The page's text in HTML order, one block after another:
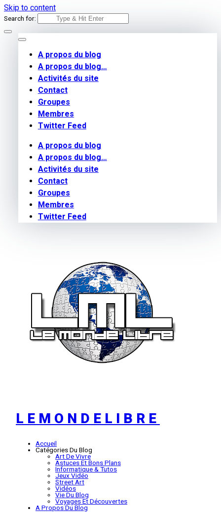
Skip to content
Search for:
A propos du blog
A propos du blog…
Activités du site
Contact
Groupes
Membres
Twitter Feed
A propos du blog
A propos du blog…
Activités du site
Contact
Groupes
Membres
Twitter Feed
LEMONDELIBRE
Accueil
Catégories Du Blog
Art De Vivre
Astuces Et Bons Plans
Informatique & Tutos
Jeux Vidéo
Street Art
Vidéos
Vie Du Blog
Voyages Et Découvertes
A Propos Du Blog